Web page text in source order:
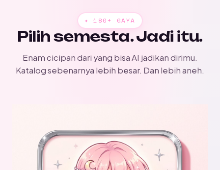
✦ 180+ GAYA
Pilih semesta. Jadi itu.
Enam cicipan dari yang bisa AI jadikan dirimu.
Katalog sebenarnya lebih besar. Dan lebih aneh.